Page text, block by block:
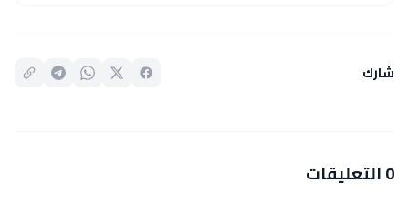
شارك
0 التعليقات